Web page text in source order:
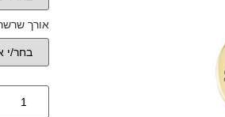
אורך